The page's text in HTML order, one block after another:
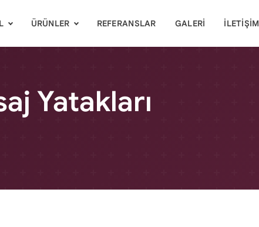
ÜRÜNLER REFERANSLAR GALERI İLETIŞIM
Yatakları